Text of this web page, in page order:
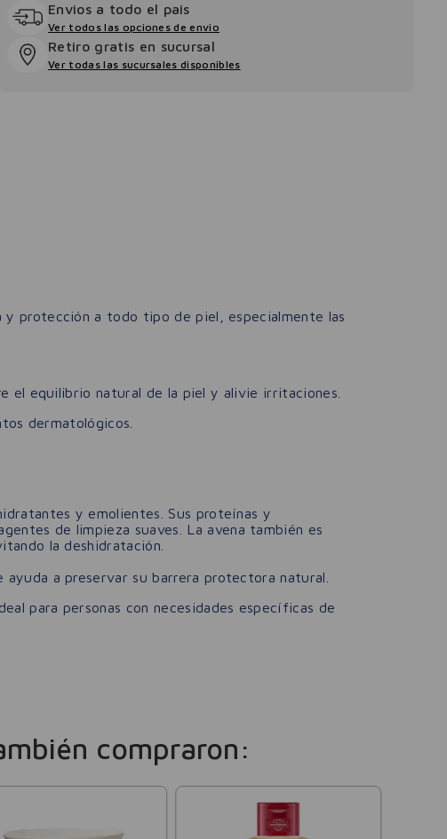
Envios a todo el pais
Ver todos las opciones de envio
Retiro gratis en sucursal
Ver todas las sucursales disponibles
y protección a todo tipo de piel, especialmente las
el equilibrio natural de la piel y alivie irritaciones.
dermatológicos.
y emolientes. Sus proteínas y
de limpieza suaves. La avena también es
la deshidratación.
a preservar su barrera protectora natural.
para personas con necesidades específicas de
compraron: